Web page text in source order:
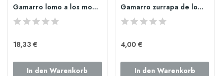
Gamarro lomo a los montes
18,33 €
In den Warenkorb
Gamarro zurrapa de lomo colorá grande
4,00 €
In den Warenkorb